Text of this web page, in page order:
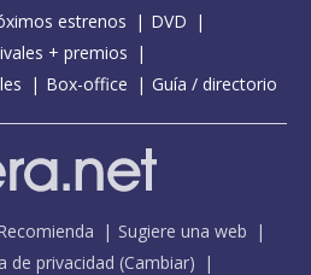
estrenos
DVD
+ premios
Box-office Guía / directorio
Sugiere una web
de privacidad (Cambiar)